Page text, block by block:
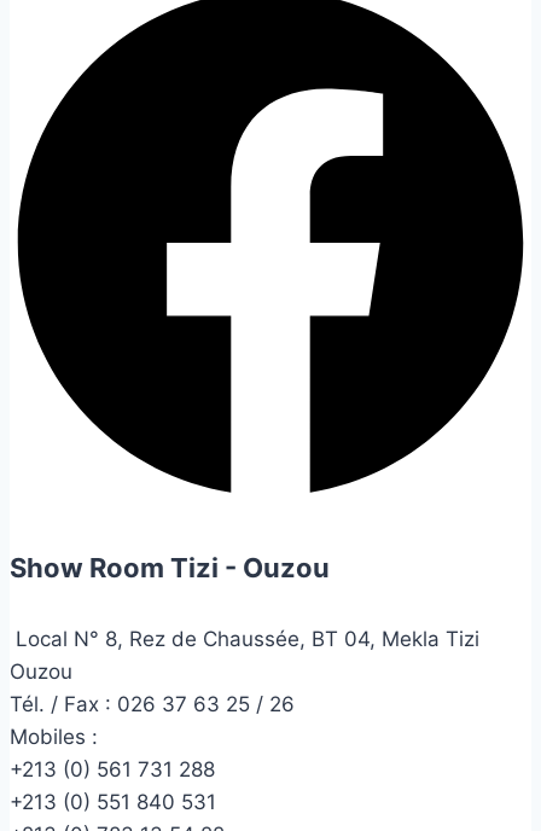
Show Room Tizi - Ouzou
Local N° 8, Rez de Chaussée, BT 04, Mekla Tizi
Ouzou
Tél. / Fax : 026 37 63 25 / 26
Mobiles :
+213 (0) 561 731 288
+213 (0) 551 840 531